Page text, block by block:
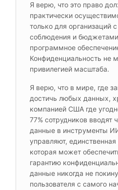
Я верю, что это право
практически
только для организаций
соблюдения и
программное
Конфиденциальность не
привилегией масштаба.
Я верю, что в мире, где
достичь любых данных,
компанией США где
77% сотрудников вводят
данные в инструменты
управляют, единственная
которая может
гарантию
данные никогда не
пользователя с самого